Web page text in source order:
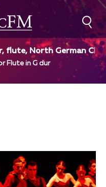
flute, North German
Lange, dir
Flute in G dur